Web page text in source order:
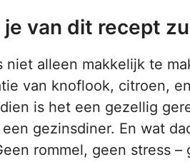
je van dit recept
niet alleen makkelijk te
van knoflook, citroen,
is het een gezellig
gezinsdiner. En wat
rommel, geen stress